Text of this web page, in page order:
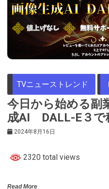
TVニューストレンド
今日から始める副
成AI DALL-E３で
2024年8月16日
2320 total views
Read More